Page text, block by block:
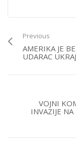
Previous
AMERIKA JE
UDARAC
VOJNI
INVAZIJE